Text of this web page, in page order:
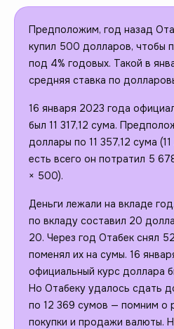
Предположим, год назад
купил 500 долларов, чтобы
под 4% годовых. Такой в
средняя ставка по
16 января 2023 года
был 11 317,12 сума.
доллары по 11 357,12 сума
есть всего он потратил 5
× 500).
Деньги лежали на вкладе
по вкладу составил 20
20. Через год Отабек снял
поменял их на сумы. 16
официальный курс доллара
Но Отабеку удалось сдать
по 12 369 сумов — помним о
покупки и продажи валюты.